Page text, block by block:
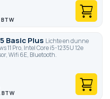
Basic Plus Lichte en dunne
11 Pro, Intel Core i5-1235U 12e
Wifi 6E, Bluetooth.